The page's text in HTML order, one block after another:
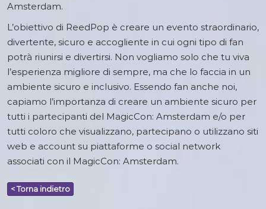
Amsterdam.
L’obiettivo di ReedPop è creare un evento straordinario,
divertente, sicuro e accogliente in cui ogni tipo di fan
potrà riunirsi e divertirsi. Non vogliamo solo che tu viva
l’esperienza migliore di sempre, ma che lo faccia in un
ambiente sicuro e inclusivo. Essendo fan anche noi,
capiamo l’importanza di creare un ambiente sicuro per
tutti i partecipanti del MagicCon: Amsterdam e/o per
tutti coloro che visualizzano, partecipano o utilizzano siti
web e account su piattaforme o social network
associati con il MagicCon: Amsterdam.
< Torna indietro